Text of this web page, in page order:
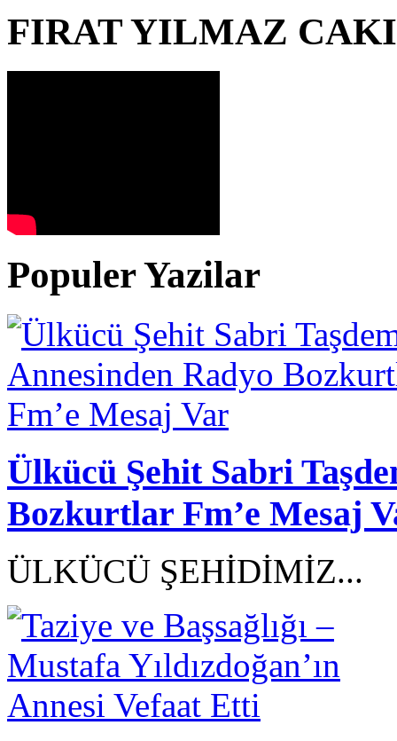
FIRAT YILMAZ
Populer Yazilar
Ülkücü Şehit Sabri
Bozkurtlar Fm’e Mesaj
ÜLKÜCÜ ŞEHİDİMİZ...